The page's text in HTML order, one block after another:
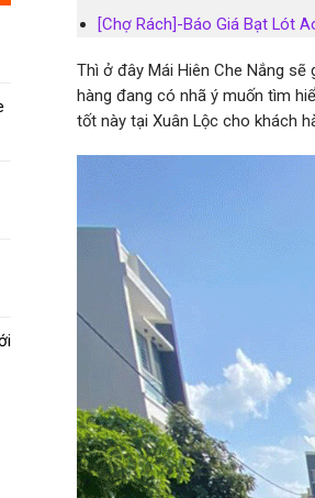
[Chợ Rách]-Báo Giá Bạt Lót
Thì ở đây Mái Hiên Che Nắng
hàng đang có nhã ý muốn tìm
tốt này tại Xuân Lộc cho khách